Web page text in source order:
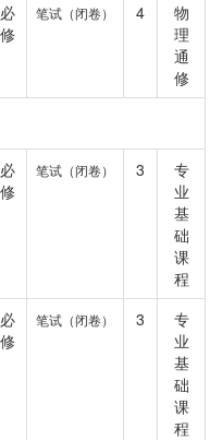
必
修
笔试（闭卷） 4
物
理
通
修
必
修
笔试（闭卷） 3
专
业
基
础
课
程
必
修
笔试（闭卷） 3
专
业
基
础
课
程